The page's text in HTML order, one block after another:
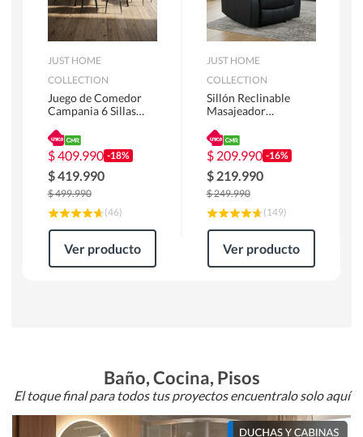
JUST HOME
COLLECTION
Juego de Comedor
Campania 6 Sillas
180 x 90 x 76 cm
Café
$409.990 -18%
$419.990
$499.990
(46)
Ver producto
JUST HOME
COLLECTION
Sillón Reclinable
Masajeador
Atlanta 91x101x94
cm Negro
$ 209.990 -16%
$ 219.990
$249.990
(149)
Ver producto
Baño, Cocina, Pisos
El toque final para todos tus proyectos encuentralo solo aquí